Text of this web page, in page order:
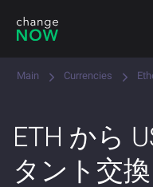
Main Currencies
ETH から
タント交換